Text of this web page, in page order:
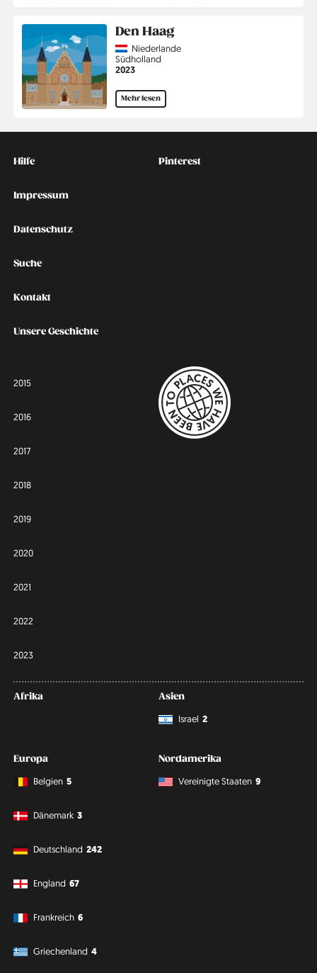
Den Haag
CountryNiederlande
Region
Südholland
Jahr
2023
Mehr lesen
Kontakt
Hilfe
Impressum
Datenschutz
Suche
Kontakt
Unsere Geschichte
Social
Pinterest
2015
2016
2017
2018
2019
2020
2021
2022
2023
Afrika
Asien
Israel 2
Europa
Belgien 5
Dänemark 3
Deutschland 242
England 67
Frankreich 6
Griechenland 4
Nordamerika
Vereinigte Staaten 9